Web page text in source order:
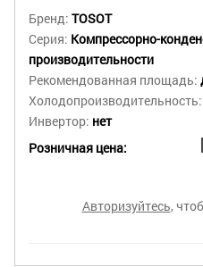
Бренд: TOSOT
Серия: Компрессорно-
производительности
Рекомендованная площадь:
Холодопроизводительность:
Инвертор: нет
Розничная цена:
Авторизуйтесь,